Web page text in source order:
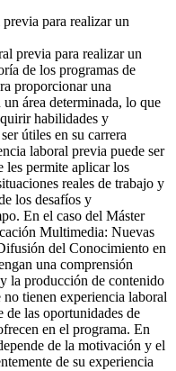
para realizar un
previa para realizar un
de los programas de
proporcionar una
área determinada, lo que
habilidades y
útiles en su carrera
laboral previa puede ser
les permite aplicar los
reales de trabajo y
los desafíos y
En el caso del Máster
Multimedia: Nuevas
del Conocimiento en
una comprensión
la producción de contenido
tienen experiencia laboral
de las oportunidades de
en el programa. En
de la motivación y el
de su experiencia